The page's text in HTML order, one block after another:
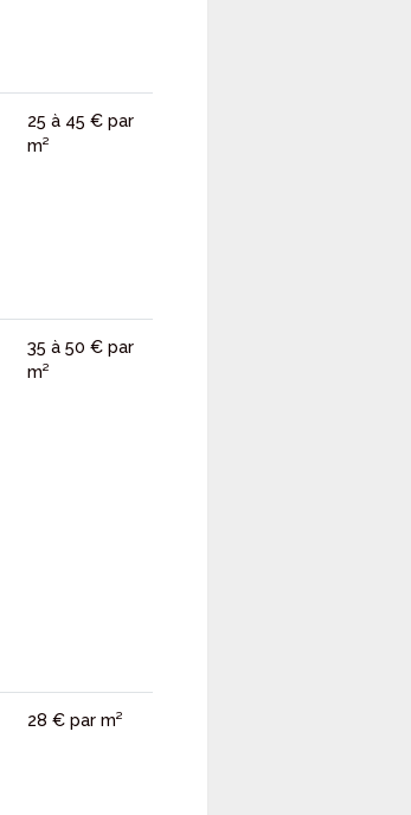
25 à 45 € par
m²
35 à 50 € par
m²
28 € par m²